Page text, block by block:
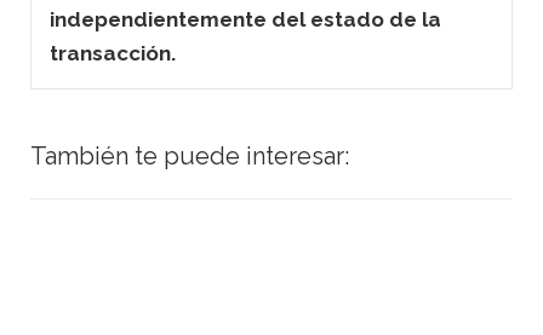
independientemente del estado de la
transacción.
También te puede interesar: